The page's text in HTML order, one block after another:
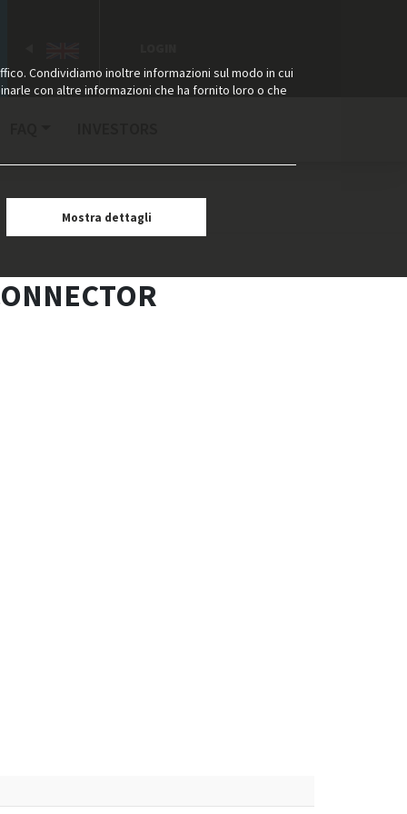
Condividiamo inoltre informazioni sul modo in cui
con altre informazioni che ha fornito loro o che
Mostra dettagli